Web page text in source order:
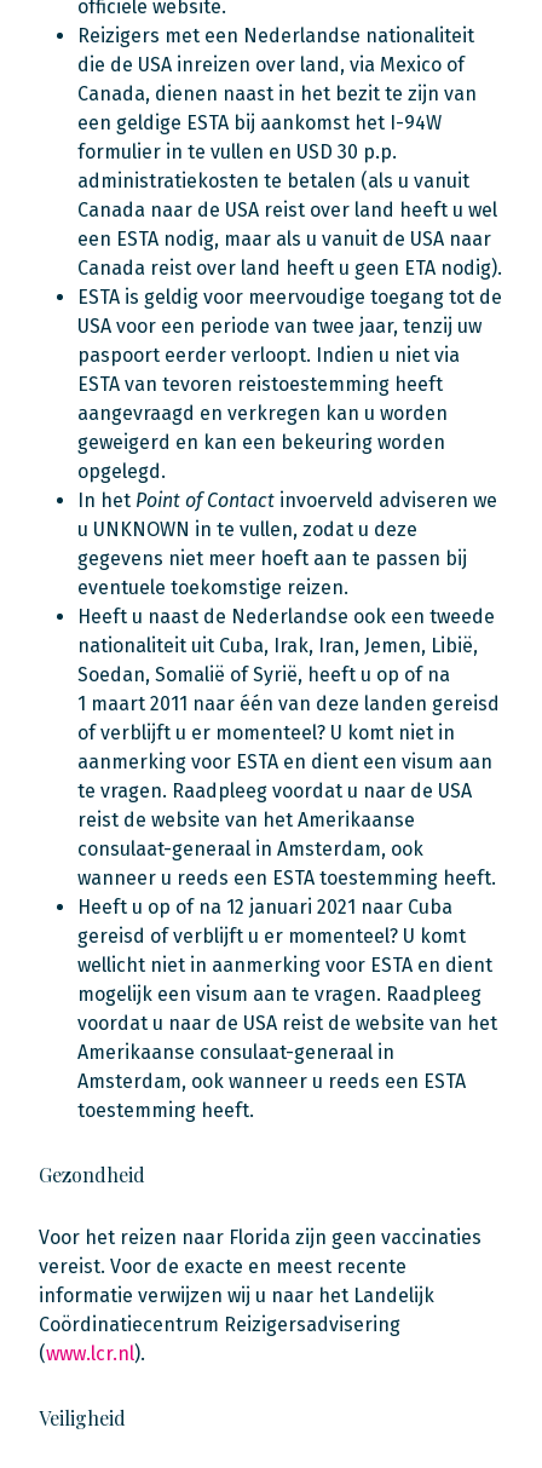
officiële website.
Reizigers met een Nederlandse nationaliteit
die de USA inreizen over land, via Mexico of
Canada, dienen naast in het bezit te zijn van
een geldige ESTA bij aankomst het I-94W
formulier in te vullen en USD 30 p.p.
administratiekosten te betalen (als u vanuit
Canada naar de USA reist over land heeft u wel
een ESTA nodig, maar als u vanuit de USA naar
Canada reist over land heeft u geen ETA nodig).
ESTA is geldig voor meervoudige toegang tot de
USA voor een periode van twee jaar, tenzij uw
paspoort eerder verloopt. Indien u niet via
ESTA van tevoren reistoestemming heeft
aangevraagd en verkregen kan u worden
geweigerd en kan een bekeuring worden
opgelegd.
In het Point of Contact invoerveld adviseren we
u UNKNOWN in te vullen, zodat u deze
gegevens niet meer hoeft aan te passen bij
eventuele toekomstige reizen.
Heeft u naast de Nederlandse ook een tweede
nationaliteit uit Cuba, Irak, Iran, Jemen, Libië,
Soedan, Somalië of Syrië, heeft u op of na
1 maart 2011 naar één van deze landen gereisd
of verblijft u er momenteel? U komt niet in
aanmerking voor ESTA en dient een visum aan
te vragen. Raadpleeg voordat u naar de USA
reist de website van het Amerikaanse
consulaat-generaal in Amsterdam, ook
wanneer u reeds een ESTA toestemming heeft.
Heeft u op of na 12 januari 2021 naar Cuba
gereisd of verblijft u er momenteel? U komt
wellicht niet in aanmerking voor ESTA en dient
mogelijk een visum aan te vragen. Raadpleeg
voordat u naar de USA reist de website van het
Amerikaanse consulaat-generaal in
Amsterdam, ook wanneer u reeds een ESTA
toestemming heeft.
Gezondheid
Voor het reizen naar Florida zijn geen vaccinaties
vereist. Voor de exacte en meest recente
informatie verwijzen wij u naar het Landelijk
Coördinatiecentrum Reizigersadvisering
(www.lcr.nl).
Veiligheid